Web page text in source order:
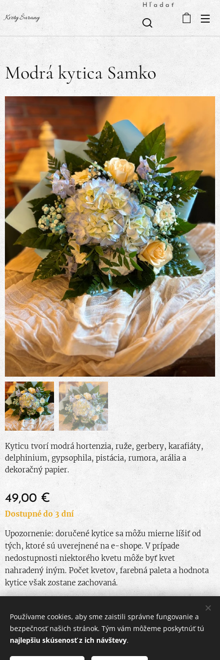
Kvety Šurany
Hľadať
Modrá kytica Samko
Kyticu tvorí modrá hortenzia, ruže, gerbery, karafiáty,
delphinium, gypsophila, pistácia, rumora, arália a
dekoračný papier.
49,00 €
Dostupné do 3 dní
Upozornenie: doručené kytice sa môžu mierne líšiť od
tých, ktoré sú uverejnené na e-shope. V prípade
nedostupnosti niektorého kvetu môže byť kvet
nahradený iným. Počet kvetov, farebná paleta a hodnota
kytice však zostane zachovaná.
© 2024 Všetky práva vyhradené
Obchodné podmienky|Ochrana osobných údajov
Používame cookies, aby sme zaistili správne fungovanie a
bezpečnosť našich stránok. Tým vám môžeme poskytnúť tú
najlepšiu skúsenosť z ich návštevy.